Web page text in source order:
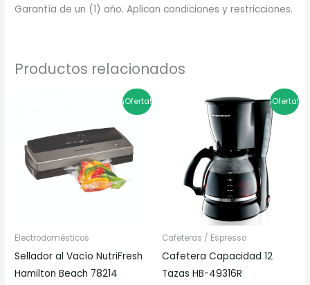
Garantía de un (1) año. Aplican condiciones y restricciones.
Productos relacionados
¡Oferta!
Electrodomésticos
Sellador al Vacío NutriFresh
Hamilton Beach 78214
era:
$569.900.
precio
es:
$455.920.
¡Oferta!
Cafeteras / Espresso
Cafetera Capacidad 12
Tazas HB-49316R
El
precio
original
era:
$169.900.
El
precio
actual
es:
$135.920.